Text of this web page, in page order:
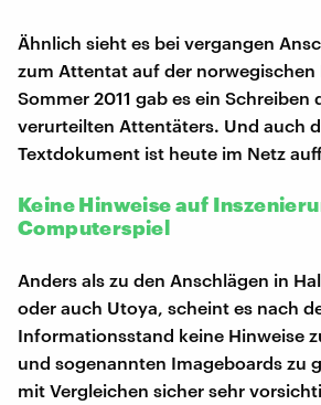
Ähnlich sieht es bei vergangen
zum Attentat auf der norwegischen
Sommer 2011 gab es ein Schreiben
verurteilten Attentäters. Und auch
Textdokument ist heute im Netz
Keine Hinweise auf
Computerspiel
Anders als zu den Anschlägen in
oder auch Utoya, scheint es nach
Informationsstand keine Hinweise
und sogenannten Imageboards zu
mit Vergleichen sicher sehr